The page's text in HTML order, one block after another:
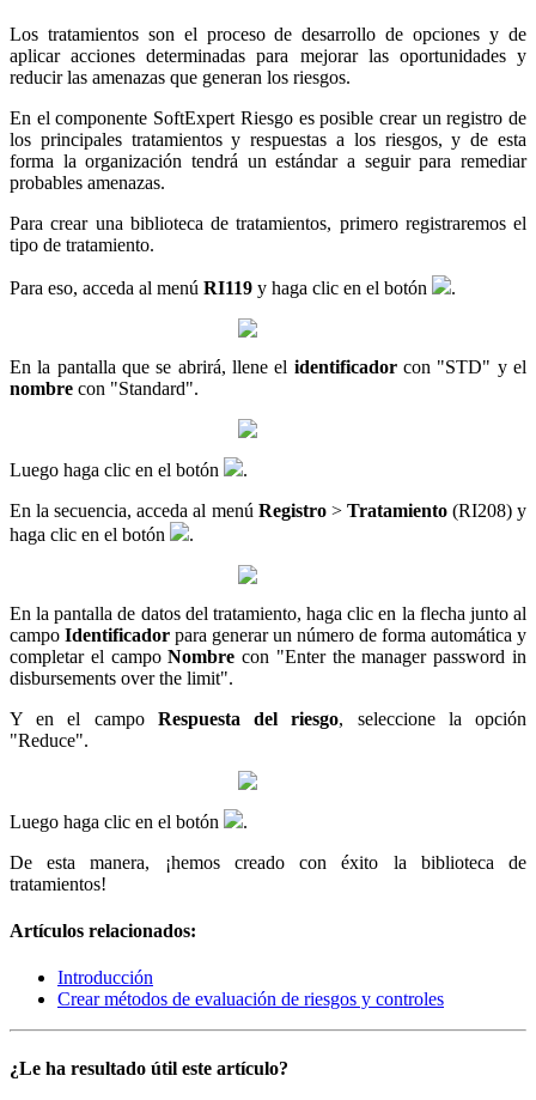
Los tratamientos son el proceso de desarrollo de opciones y de
aplicar acciones determinadas para mejorar las oportunidades y
reducir las amenazas que generan los riesgos.
En el componente SoftExpert Riesgo es posible crear un registro de
los principales tratamientos y respuestas a los riesgos, y de esta
forma la organización tendrá un estándar a seguir para remediar
probables amenazas.
Para crear una biblioteca de tratamientos, primero registraremos el
tipo de tratamiento.
Para eso, acceda al menú RI119 y haga clic en el botón .
En la pantalla que se abrirá, llene el identificadorcon "STD" y el
nombre con "Standard".
Luego haga clic en el botón
.
En la secuencia, acceda al menú Registro> Tratamiento(RI208) y
haga clic en el botón
.
En la pantalla de datos del tratamiento, haga clic en la flecha junto al
campo Identificador para generar un número de forma automática y
completar el campoNombre con "Enter the manager password in
disbursements over the limit".
Y en el campo Respuesta del riesgo, seleccione la opción
"Reduce".
Luego haga clic en el botón
.
De esta manera, ¡hemos creado con éxito la biblioteca de
tratamientos!
Artículos relacionados:
Introducción
Crear métodos de evaluación de riesgos y controles
¿Le ha resultado útil este artículo?